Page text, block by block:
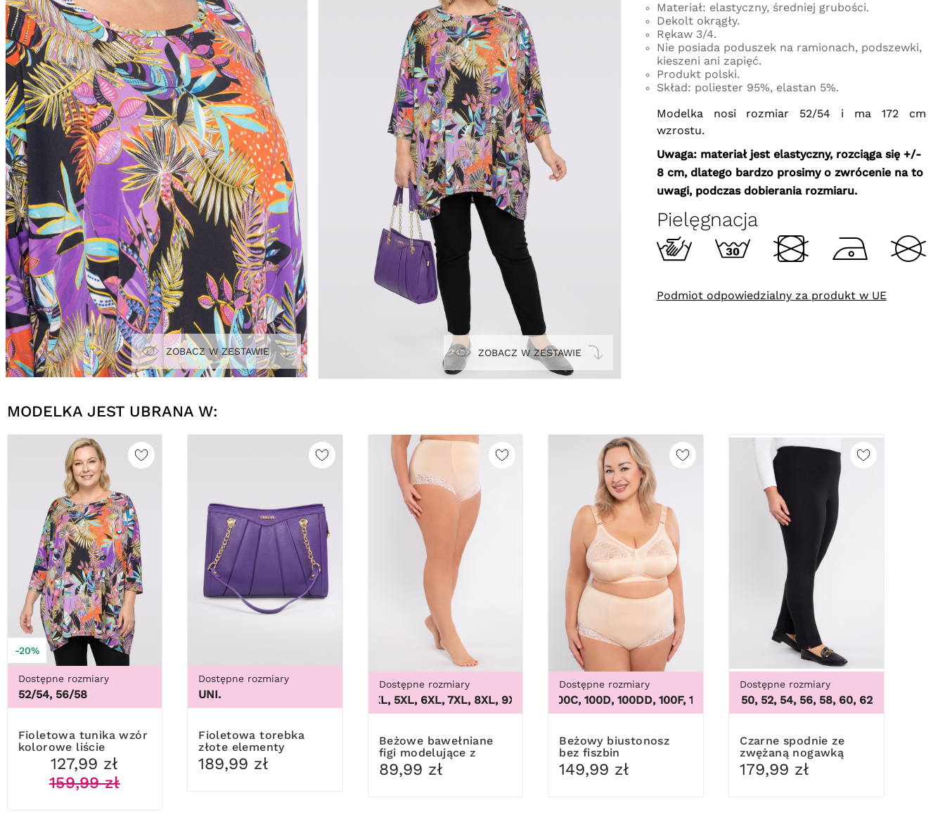
ZOBACZ W ZESTAWIE ZOBACZ W ZESTAWIE
Materiał: elastyczny, średniej grubości.
Dekolt okrągły.
Rękaw 3/4.
Nie posiada poduszek na ramionach, podszewki,
kieszeni ani zapięć.
Produkt polski.
Skład: poliester 95%, elastan 5%.
Modelka nosi rozmiar 52/54 i ma 172 cm
wzrostu.
Uwaga: materiał jest elastyczny, rozciąga się +/-
8 cm, dlatego bardzo prosimy o zwrócenie na to
uwagi, podczas dobierania rozmiaru.
Pielęgnacja
Podmiot odpowiedzialny za produkt w UE
MODELKA JEST UBRANA W:
-20%
Dostępne rozmiary
52/54, 56/58
Fioletowa tunika wzór
kolorowe liście
127,99 zł
159,99 zł
Dostępne rozmiary
UNI.
Fioletowa torebka
złote elementy
189,99 zł
Dostępne rozmiary
3XL, 4XL, 5XL, 6XL, 7XL, 8XL, 9XL,3XL, 4XL, 5XL, 6XL, 7XL, 8XL, 9XL
Beżowe bawełniane
figi modelujące z
koronką
89,99 zł
Dostępne rozmiary
100B, 100C, 100D, 100DD, 100F, 100G, 100H, 100I, 100J, 100K, 105B, 105C, 105D,
Beżowy biustonosz
bez fiszbin
149,99 zł
Dostępne rozmiary
46, 48, 50, 52, 54, 56, 58, 60, 62, 64
Czarne spodnie ze
zwężaną nogawką
179,99 zł